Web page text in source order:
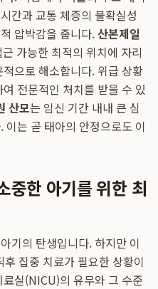
간과 교통 체증의 불확실성
압박감을 줍니다. 산본제일
가능한 최적의 위치에 자리
으로 해소합니다. 위급 상황
전문적인 처치를 받을 수 있
산모는 임신 기간 내내 큰 심
는 곧 태아의 안정으로도 이
중한 아기를 위한 최
기의 탄생입니다. 하지만 이
집중 치료가 필요한 상황이
실(NICU)의 유무와 그 수준